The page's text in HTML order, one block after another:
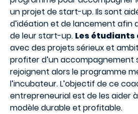
un projet de start-up. Ils sont
d’idéation et de lancement afin
de leur start-up. Les
avec des projets sérieux et
profiter d’un accompagnement
rejoignent alors le programme
l’incubateur. L’objectif de ce
entrepreneurial est de les aider
modèle durable et profitable.